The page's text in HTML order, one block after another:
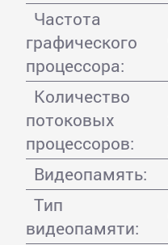
Частота
графического
процессора:
Количество
потоковых
процессоров:
Видеопамять:
Тип
видеопамяти: